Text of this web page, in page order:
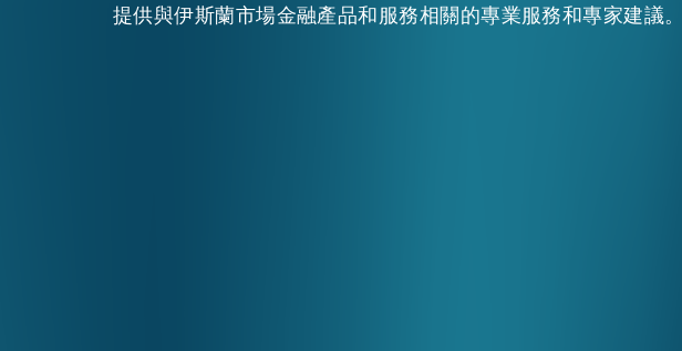
提供與伊斯蘭市場金融產品和服務相關的專業服務和專家建議。